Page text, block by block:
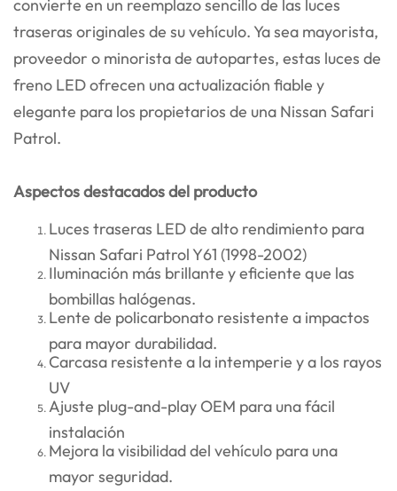
convierte en un reemplazo sencillo de las luces
traseras originales de su vehículo. Ya sea mayorista,
proveedor o minorista de autopartes, estas luces de
freno LED ofrecen una actualización fiable y
elegante para los propietarios de una Nissan Safari
Patrol.
Aspectos destacados del producto
Luces traseras LED de alto rendimiento para
Nissan Safari Patrol Y61 (1998-2002)
Iluminación más brillante y eficiente que las
bombillas halógenas.
Lente de policarbonato resistente a impactos
para mayor durabilidad.
Carcasa resistente a la intemperie y a los rayos
UV
Ajuste plug-and-play OEM para una fácil
instalación
Mejora la visibilidad del vehículo para una
mayor seguridad.